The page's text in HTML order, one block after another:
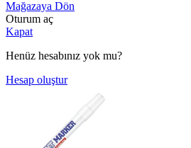
Mağazaya Dön
Oturum aç
Kapat
Henüz hesabınız yok mu?
Hesap oluştur